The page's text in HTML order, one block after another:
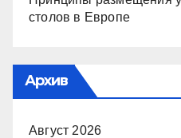
столов в Европе
Архив
Август 2026